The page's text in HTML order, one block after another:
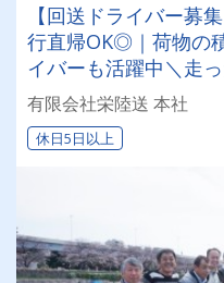
【回送ドライバー募
行直帰OK◎｜荷物の
イバーも活躍中＼走
両に乗れるチャンス
有限会社栄陸送 本社
休日5日以上